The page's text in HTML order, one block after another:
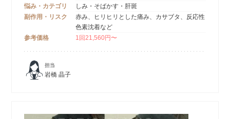
悩み・カテゴリ
しみ・そばかす・肝斑
副作用・リスク
赤み、ヒリヒリとした痛み、カサブタ、反応性
色素沈着など
参考価格
1回21,560円〜
担当
岩橋 晶子